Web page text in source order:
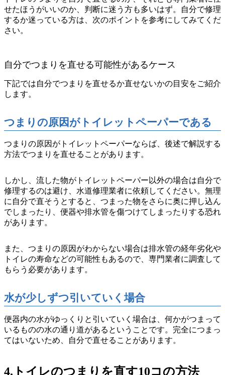
せたほうがいいのか、判断に迷う方も多いはず。自分で修理
するか迷っている方は、次のポイントを参考にしてみてくだ
さい。
自分でつまりを直せる可能性があるケース
下記では自分でつまりを直せるか直せないかの目安をご紹介
します。
つまりの原因がトイレットペーパーである
つまりの原因がトイレットペーパーならば、後述で解説する
方法でつまりを直せることがあります。
しかし、流した物が トイレットペーパー以外の場合は自分で
修理するのは避け、水道修理業者に依頼してください。無理
に自分で直そうとすると、つまった物をさらに奥に押し込ん
でしまったり、便器や排水管を傷つけてしまったりする恐れ
があります。
また、つまりの原因がわからない場合は排水管の経年劣化や
トイレの寿命などの可能性もあるので、専門業者に調査して
もらう必要があります。
水が少しずつ引いていく場合
便器内の水がゆっくりと引いていく場合は、何かがつまって
いるものの水の通り道がある ということです。完全につまっ
てはいないため、自分で直せることがあります。
4.トイレのつまりを直す10コの方法